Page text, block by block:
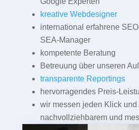
kreative Webdesigner
international erfahrene
SEA-Manager
kompetente Beratung
Betreuung über unseren
transparente Reportings
hervorragendes Preis-
wir messen jeden Klick und
nachvollziehbarem und